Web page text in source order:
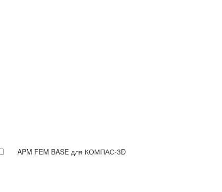
APM FEM BASE для КОМПАС-3D